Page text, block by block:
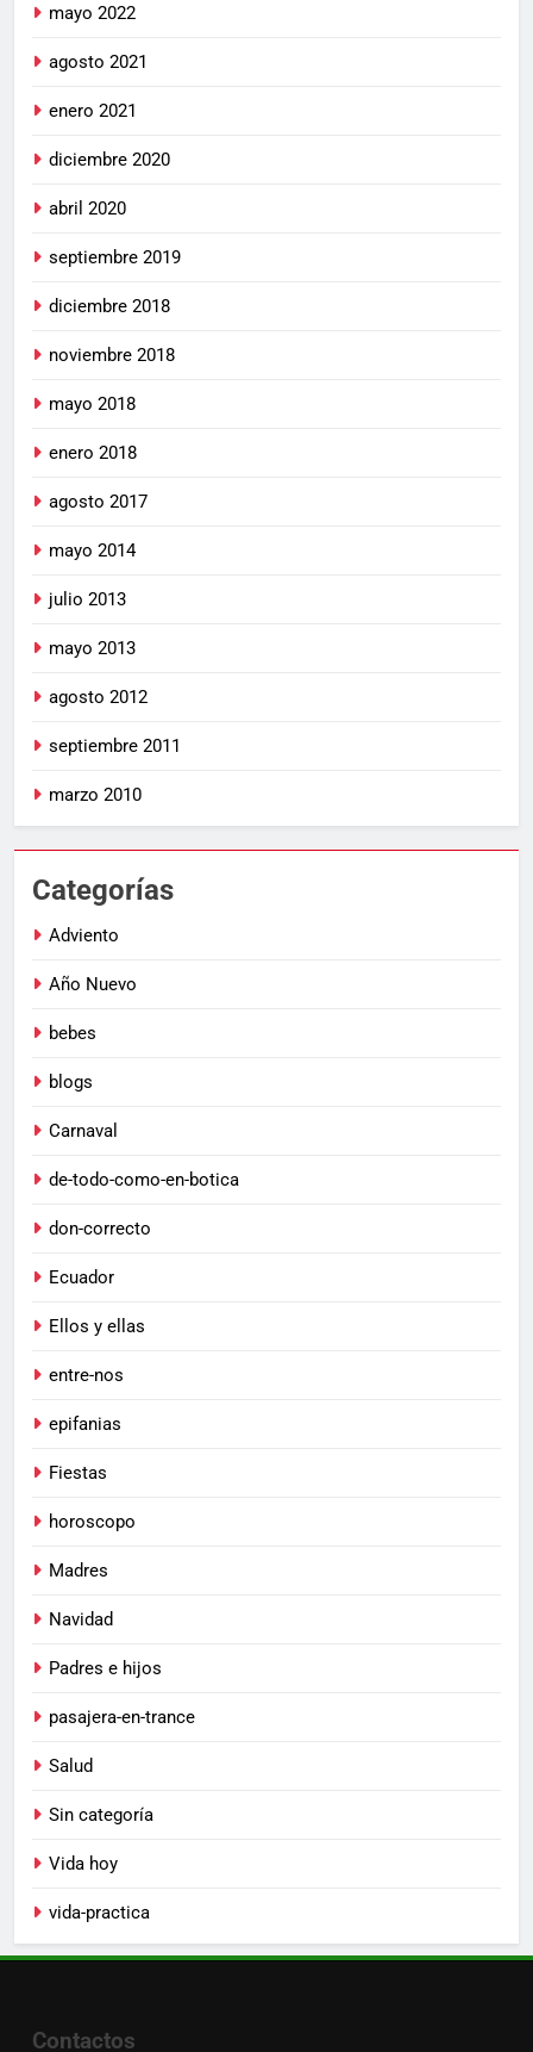
mayo 2022
agosto 2021
enero 2021
diciembre 2020
abril 2020
septiembre 2019
diciembre 2018
noviembre 2018
mayo 2018
enero 2018
agosto 2017
mayo 2014
julio 2013
mayo 2013
agosto 2012
septiembre 2011
marzo 2010
Categorías
Adviento
Año Nuevo
bebes
blogs
Carnaval
de-todo-como-en-botica
don-correcto
Ecuador
Ellos y ellas
entre-nos
epifanias
Fiestas
horoscopo
Madres
Navidad
Padres e hijos
pasajera-en-trance
Salud
Sin categoría
Vida hoy
vida-practica
Contactos